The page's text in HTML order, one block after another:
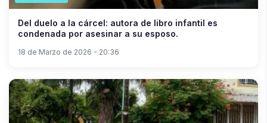
Del duelo a la cárcel: autora de libro infantil es
condenada por asesinar a su esposo.
18 de Marzo de 2026 - 20:36